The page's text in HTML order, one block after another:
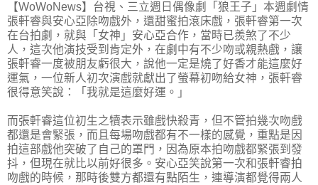
【WoWoNews】台視、三立週日偶像劇「狼王子」本週劇情
張軒睿與安心亞除吻戲外，還甜蜜拍滾床戲，張軒睿第一次
在台拍劇，就與「女神」安心亞合作，當時已羨煞了不少
人，這次他演技受到肯定外，在劇中有不少吻或親熱戲，讓
張軒睿一度被朋友虧很大，說他一定是燒了好香才能這麼好
運氣，一位新人初次演戲就獻出了螢幕初吻給女神，張軒睿
很得意笑說：「我就是這麼好運。」
而張軒睿這位初生之犢表示雖戲快殺青，但不管拍幾次吻戲
都還是會緊張，而且每場吻戲都有不一樣的感覺，重點是因
拍這部戲他突破了自己的罩門，因為原本拍吻戲都緊張到發
抖，但現在就比以前好很多。安心亞笑說第一次和張軒睿拍
吻戲的時候，那時後雙方都還有點陌生，連導演都覺得兩人